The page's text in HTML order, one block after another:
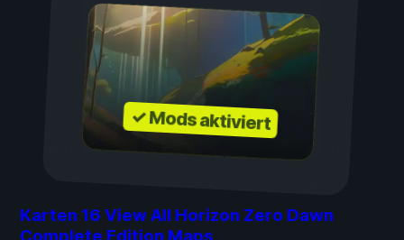
✓ Mods aktiviert
Karten 16 View All Horizon Zero Dawn